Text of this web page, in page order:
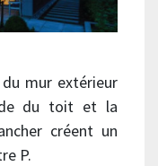
mur extérieur
du toit et la
créent un
P.